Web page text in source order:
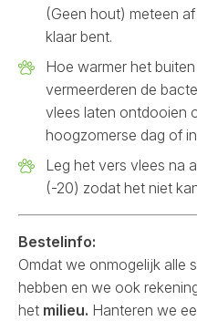
(Geen hout) meteen
klaar bent.
Hoe warmer het
vermeerderen de
vlees laten ontdooien
hoogzomerse dag of
Leg het vers vlees na
(-20) zodat het niet
Bestelinfo:
Omdat we onmogelijk alle
hebben en we ook
het milieu. Hanteren we